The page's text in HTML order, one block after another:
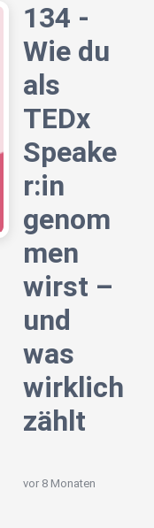
134 -
Wie du
als
TEDx
Speake
r:in
genom
men
wirst –
und
was
wirklich
zählt
vor 8 Monaten